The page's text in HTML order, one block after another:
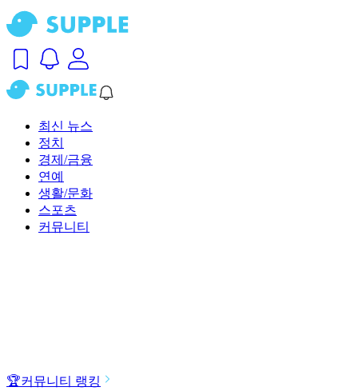
최신 뉴스
정치
경제/금융
연예
생활/문화
스포츠
커뮤니티
🏆커뮤니티 랭킹